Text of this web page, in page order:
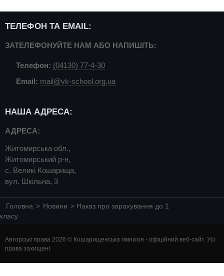
ТЕЛЕФОН ТА EMAIL:
ЗАТЕЛЕФОНУЙТЕ НАМ АБО НАПИШІТЬ:
Телефон: (04130) 77-4-30
Email: mail@vk-school.org.ua
НАША АДРЕСА:
АДРЕСА:
Житомирська обл.,
Житомирський р-н,
с. Великі Кошарища,
вул. Шкільна, 3
Головна > Новини > Наказ про зарахування до 1
класу
Авторські права 2026 © Кошарищенська гімназія - офіційний веб-сайт. Усі
права захищені.